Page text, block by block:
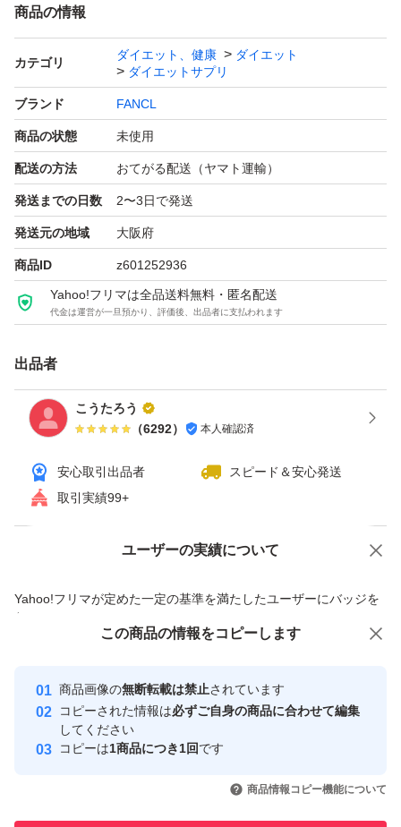
商品の情報
カテゴリ
ダイエット、健康
ダイエット
ダイエットサプリ
ブランド FANCL
商品の状態 未使用
配送の方法 おてがる配送（ヤマト運輸）
発送までの日数 2〜3日で発送
発送元の地域 大阪府
商品ID z601252936
Yahoo!フリマは全品送料無料・匿名配送
代金は運営が一旦預かり、評価後、出品者に支払われます
出品者
こうたろう
（6292） 本人確認済
安心取引出品者
スピード＆安心発送
取引実績99+
ユーザーの実績について
Yahoo!フリマが定めた一定の基準を満たしたユーザーにバッジを
付与しています
安心取引出品者
心・安全なユーザーです
取引実績
引を完了させた実績があります
価格の相談 商品への質問
この商品の情報をコピーします
商品画像の無断転載は禁止されています
コピーされた情報は必ずご自身の商品に合わせて編集
してください
コピーは1商品につき1回です
商品情報コピー機能について
この商品をみている人にオススメ